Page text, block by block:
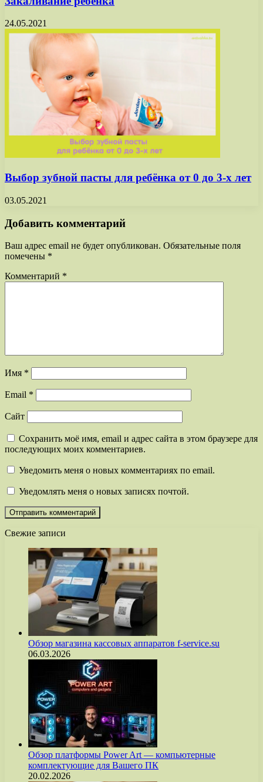
24.05.2021
Выбор зубной пасты для ребёнка от 0 до 3-х лет
03.05.2021
Добавить комментарий
Ваш адрес email не будет опубликован. Обязательные поля
помечены *
Комментарий *
Имя *
Email *
Сайт
Сохранить моё имя, email и адрес сайта в этом браузере для
последующих моих комментариев.
Уведомить меня о новых комментариях по email.
Уведомлять меня о новых записях почтой.
Свежие записи
Обзор магазина кассовых аппаратов f-service.su
06.03.2026
Обзор платформы Power Art — компьютерные
комплектующие для Вашего ПК
20.02.2026